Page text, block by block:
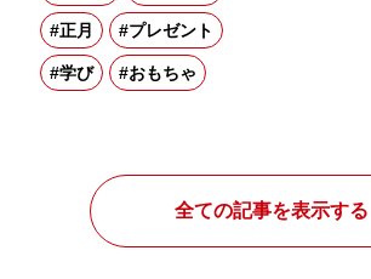
#正月 #プレゼント
#学び #おもちゃ
全ての記事を表示する